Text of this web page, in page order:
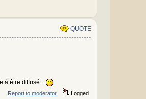
QUOTE
à être diffusé...
Report to moderator Logged